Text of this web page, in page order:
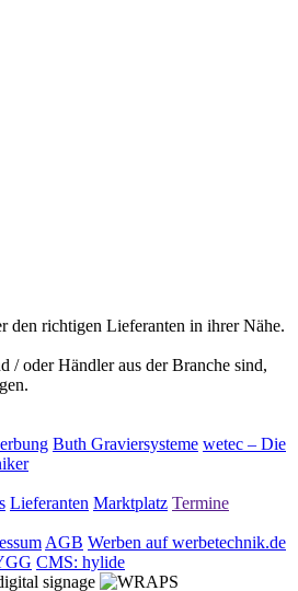
den richtigen Lieferanten in ihrer Nähe.
/ oder Händler aus der Branche sind,
Buth Graviersysteme wetec – Die
Lieferanten Marktplatz Termine
AGB Werben auf werbetechnik.de
CMS: hylide